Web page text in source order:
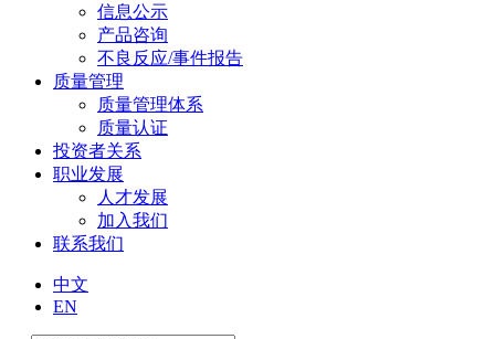
信息公示
产品咨询
不良反应/事件报告
质量管理
质量管理体系
质量认证
投资者关系
职业发展
人才发展
加入我们
联系我们
中文
EN